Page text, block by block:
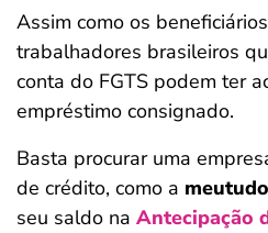
Assim como os
trabalhadores brasileiros
conta do FGTS podem ter
empréstimo consignado.
Basta procurar uma
de crédito, como a meutudo
seu saldo na Antecipação